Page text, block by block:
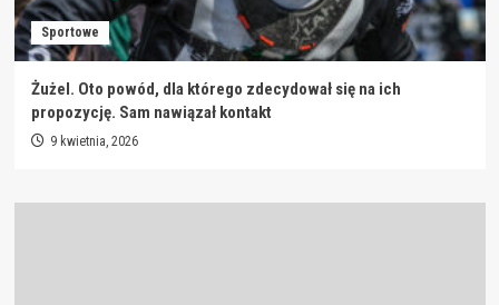
Sportowe
Żużel. Oto powód, dla którego zdecydował się na ich
propozycję. Sam nawiązał kontakt
9 kwietnia, 2026